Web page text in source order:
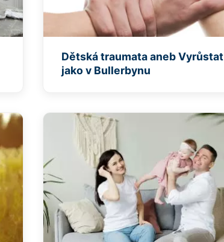
Dětská traumata aneb Vyrůstat
jako v Bullerbynu